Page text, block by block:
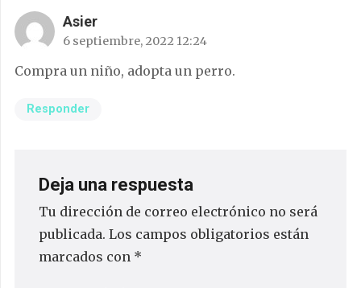
Asier
6 septiembre, 2022 12:24
Compra un niño, adopta un perro.
Responder
Deja una respuesta
Tu dirección de correo electrónico no será
publicada. Los campos obligatorios están
marcados con *